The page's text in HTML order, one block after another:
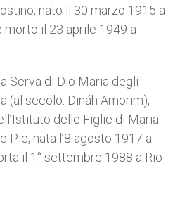
nato il 30 marzo 1915 a
morto il 23 aprile 1949 a
Serva di Dio Maria degli
(al secolo: Dináh Amorim),
delle Figlie di Maria
Pie; nata l’8 agosto 1917 a
il 1° settembre 1988 a Rio